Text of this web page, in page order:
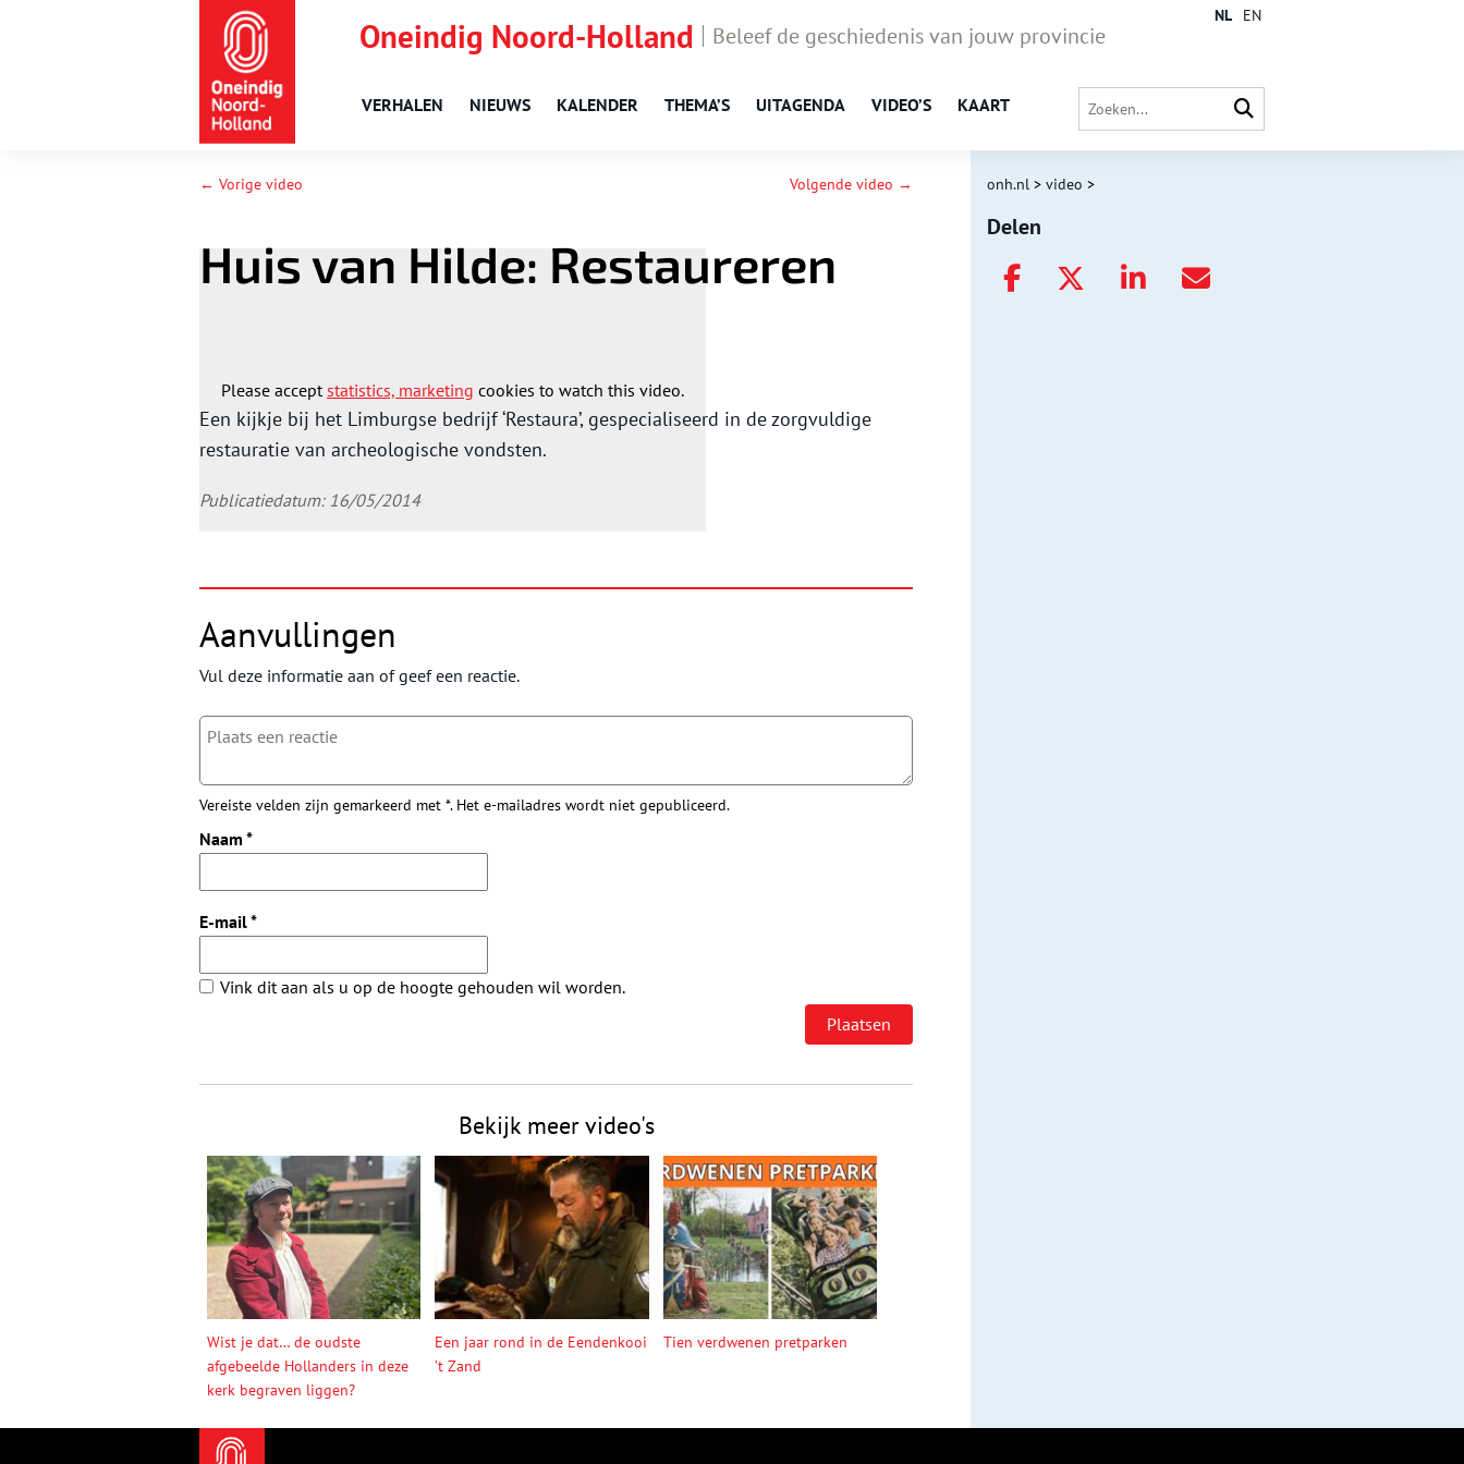
Oneindig Noord-Holland Beleef de geschiedenis van jouw provincie
VERHALEN NIEUWS KALENDER THEMA’S UITAGENDA VIDEO’S KAART
NL EN
← Vorige video Volgende video →
Huis van Hilde: Restaureren
Please acceptstatistics, marketing cookies to watch this video.
Een kijkje bij het Limburgse bedrijf ‘Restaura’, gespecialiseerd in de zorgvuldige
restauratie van archeologische vondsten.
Publicatiedatum: 16/05/2014
Aanvullingen
Vul deze informatie aan of geef een reactie.
Vereiste velden zijn gemarkeerd met *. Het e-mailadres wordt niet gepubliceerd.
Naam *
E-mail*
Vink dit aan als u op de hoogte gehouden wil worden.
Bekijk meer video's
Wist je dat… de oudste
afgebeelde Hollanders in deze
kerk begraven liggen?
Een jaar rond in de Eendenkooi
’t Zand
Tien verdwenen pretparken
onh.nl > video >
Delen